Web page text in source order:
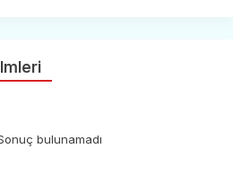
bulunamadı